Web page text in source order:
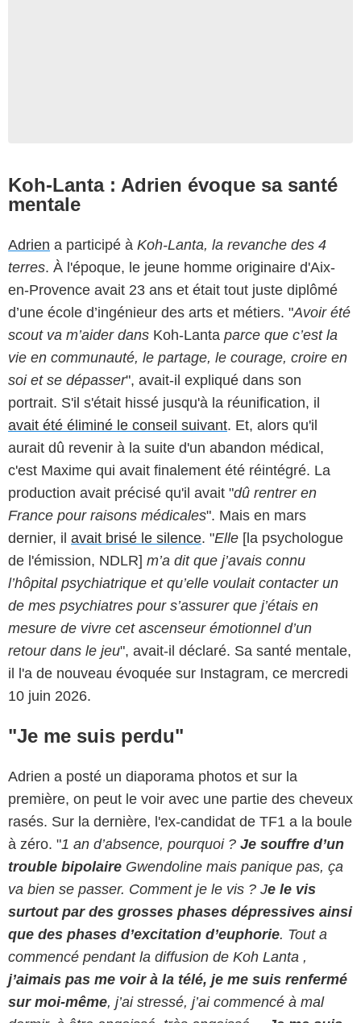
Koh-Lanta : Adrien évoque sa santé
mentale
Adrien a participé à Koh-Lanta, la revanche des 4
terres. À l'époque, le jeune homme originaire d'Aix-
en-Provence avait 23 ans et était tout juste diplômé
d’une école d’ingénieur des arts et métiers. "Avoir été
scout va m’aider dans Koh-Lanta parce que c’est la
vie en communauté, le partage, le courage, croire en
soi et se dépasser", avait-il expliqué dans son
portrait. S'il s'était hissé jusqu'à la réunification, il
avait été éliminé le conseil suivant. Et, alors qu'il
aurait dû revenir à la suite d'un abandon médical,
c'est Maxime qui avait finalement été réintégré. La
production avait précisé qu'il avait "dû rentrer en
France pour raisons médicales". Mais en mars
dernier, il avait brisé le silence. "Elle [la psychologue
de l'émission, NDLR] m’a dit que j’avais connu
l’hôpital psychiatrique et qu’elle voulait contacter un
de mes psychiatres pour s’assurer que j’étais en
mesure de vivre cet ascenseur émotionnel d’un
retour dans le jeu", avait-il déclaré. Sa santé mentale,
il l'a de nouveau évoquée sur Instagram, ce mercredi
10 juin 2026.
"Je me suis perdu"
Adrien a posté un diaporama photos et sur la
première, on peut le voir avec une partie des cheveux
rasés. Sur la dernière, l'ex-candidat de TF1 a la boule
à zéro. "1 an d’absence, pourquoi ? Je souffre d’un
trouble bipolaire Gwendoline mais panique pas, ça
va bien se passer. Comment je le vis ? Je le vis
surtout par des grosses phases dépressives ainsi
que des phases d’excitation d’euphorie. Tout a
commencé pendant la diffusion de Koh Lanta ,
j’aimais pas me voir à la télé, je me suis renfermé
sur moi-même, j’ai stressé, j’ai commencé à mal